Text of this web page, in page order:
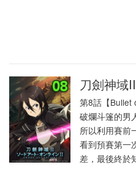
刀劍神域
第8話【Bullet
破爛斗篷的男
所以利用賽前
看到預賽第一
差，最後終於